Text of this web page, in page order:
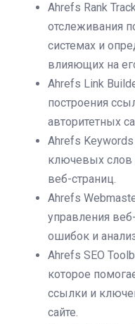
Ahrefs Rank
отслеживания
системах и
влияющих на
Ahrefs Link
построения
авторитетных
Ahrefs
ключевых слов
веб-страниц.
Ahrefs
управления
ошибок и
Ahrefs SEO
которое
ссылки и
сайте.